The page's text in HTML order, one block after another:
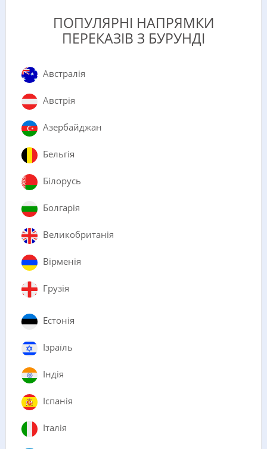
ПОПУЛЯРНІ НАПРЯМКИ
ПЕРЕКАЗІВ З БУРУНДІ
Австралія
Австрія
Азербайджан
Бельгія
Білорусь
Болгарія
Великобританія
Вірменія
Грузія
Естонія
Ізраїль
Індія
Іспанія
Італія